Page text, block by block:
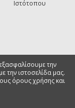
Ιστότοπου
την
την ιστοσελίδα μας.
όρους χρήσης και